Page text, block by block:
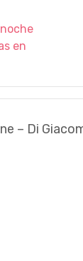
noche
en
– Di